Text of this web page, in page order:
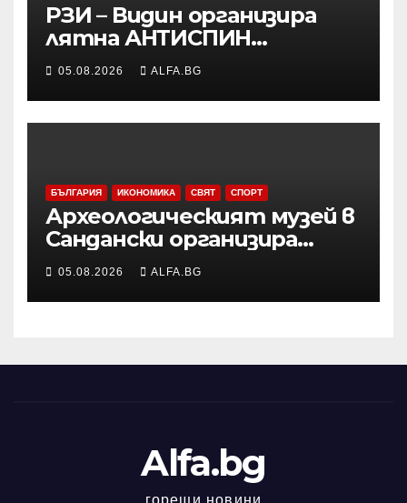
РЗИ – Видин организира
лятна АНТИСПИН
кампания с безплатни и
анонимни изследвания
05.08.2026 ALFA.BG
БЪЛГАРИЯ ИКОНОМИКА СВЯТ СПОРТ
Археологическият музей в
Сандански организира
лятна школа за деца
05.08.2026 ALFA.BG
Alfa.bg
горещи новини